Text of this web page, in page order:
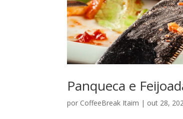
Panqueca e
por CoffeeBreak Itaim | out 28,